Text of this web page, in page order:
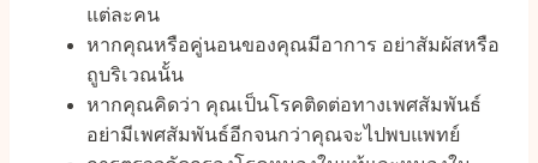
แต่ละคน
หากคุณหรือคู่นอนของคุณมีอาการ อย่าสัมผัสหรือ
ถูบริเวณนั้น
หากคุณคิดว่า คุณเป็นโรคติดต่อทางเพศสัมพันธ์
อย่ามีเพศสัมพันธ์อีกจนกว่าคุณจะไปพบแพทย์